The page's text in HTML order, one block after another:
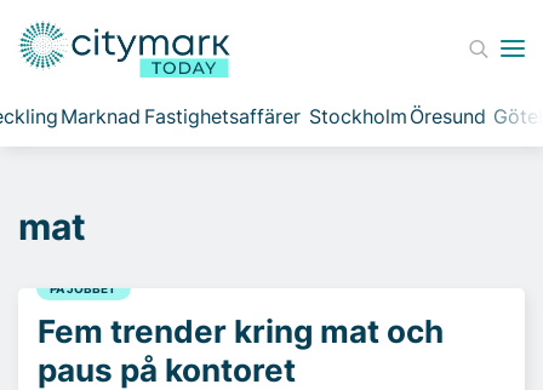
Marknad Fastighetsaffärer Stockholm Öresund
mat
PÅ JOBBET
Fem trender kring mat och
paus på kontoret